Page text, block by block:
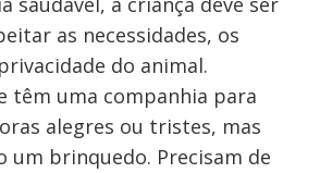
as necessidades, os
do animal.
têm uma companhia para
alegres ou tristes, mas
um brinquedo. Precisam de